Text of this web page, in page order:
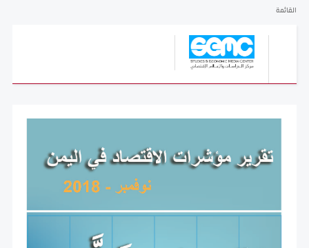
القائمة